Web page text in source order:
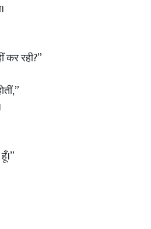
रही?”